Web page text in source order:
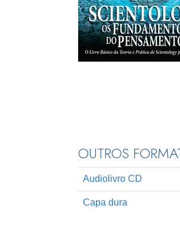
OUTROS
Audiolivro CD
Capa dura